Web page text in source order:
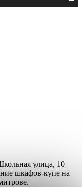
улица, 10
шкафов-купе на